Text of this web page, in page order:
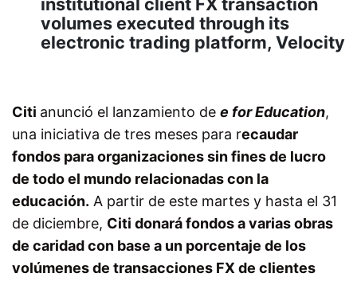
volumes executed through its
electronic trading platform, Velocity
Citi anunció el lanzamiento de e for Education,
una iniciativa de tres meses para recaudar
fondos para organizaciones sin fines de lucro
de todo el mundo relacionadas con la
educación. A partir de este martes y hasta el 31
de diciembre, Citi donará fondos a varias obras
de caridad con base a un porcentaje de los
volúmenes de transacciones FX de clientes